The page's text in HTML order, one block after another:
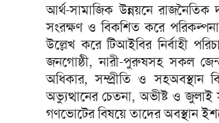
আর্থ-সামাজিক উন্নয়নে রাজনৈতিক
সংরক্ষণ ও বিকশিত করে
উল্লেখ করে টিআইবির নির্বাহী
জনগোষ্ঠী, নারী-পুরুষসহ সকল
অধিকার, সম্প্রীতি ও সহঅবস্থান
অভ্যুত্থানের চেতনা, অভীষ্ট ও
গণভোটের বিষয়ে তাদের অবস্থান